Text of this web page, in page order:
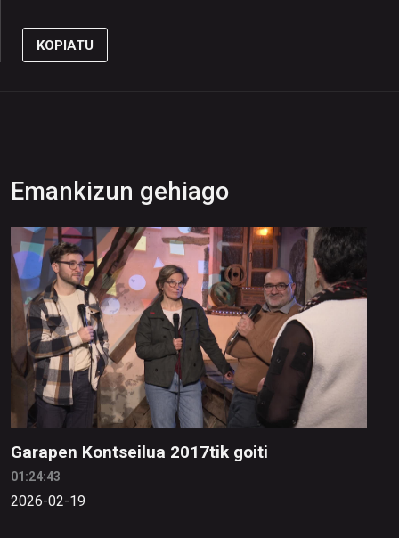
KOPIATU
Emankizun gehiago
Garapen Kontseilua 2017tik goiti
01:24:43
2026-02-19